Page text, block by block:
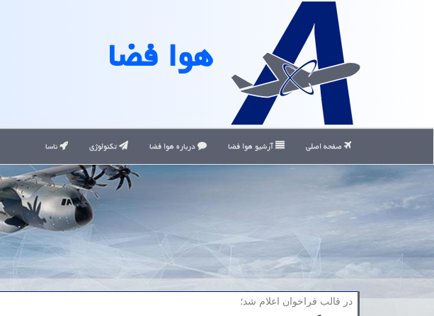
هوا فضا
صفحه اصلی آرشیو هوا فضا درباره هوا فضا تکنولوژی ناسا
در قالب فراخوان اعلام شد؛